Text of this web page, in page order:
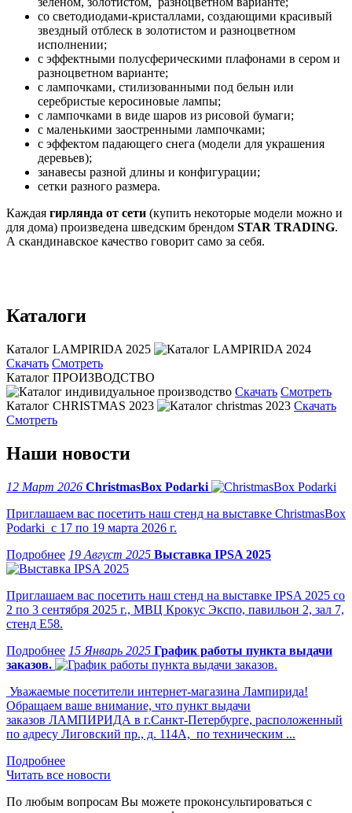
со светодиодами-кристаллами, создающими красивый
звездный отблеск в золотистом и разноцветном
исполнении;
с эффектными полусферическими плафонами в сером и
разноцветном варианте;
с лампочками, стилизованными под белын или
серебристые керосиновые лампы;
с лампочками в виде шаров из рисовой бумаги;
с маленькими заостренными лампочками;
с эффектом падающего снега (модели для украшения
деревьев);
занавесы разной длины и конфигурации;
сетки разного размера.
Каждая гирлянда от сети (купить некоторые модели можно и
для дома) произведена шведским брендом STAR TRADING.
А скандинавское качество говорит само за себя.
Каталоги
Каталог LAMPIRIDA 2025
Скачать Смотреть
Каталог ПРОИЗВОДСТВО
Скачать Смотреть
Каталог CHRISTMAS 2023
Скачать
Смотреть
Наши новости
12 Март 2026 ChristmasBox Podarki
Приглашаем вас посетить наш стенд на выставке ChristmasBox
Podarki с 17 по 19 марта 2026 г.
19 Август 2025 Выставка IPSA 2025
Приглашаем вас посетить наш стенд на выставке IPSA 2025 со
2 по 3 сентября 2025 г., МВЦ Крокус Экспо, павильон 2, зал 7,
стенд Е58.
15 Январь 2025 График работы пункта выдачи
заказов.
Уважаемые посетители интернет-магазина Лампирида!
Обращаем ваше внимание, что пункт выдачи
заказов ЛАМПИРИДА в г.Санкт-Петербурге, расположенный
по адресу Лиговский пр., д. 114А, по техническим ...
Читать все новости
По любым вопросам Вы можете проконсультироваться с